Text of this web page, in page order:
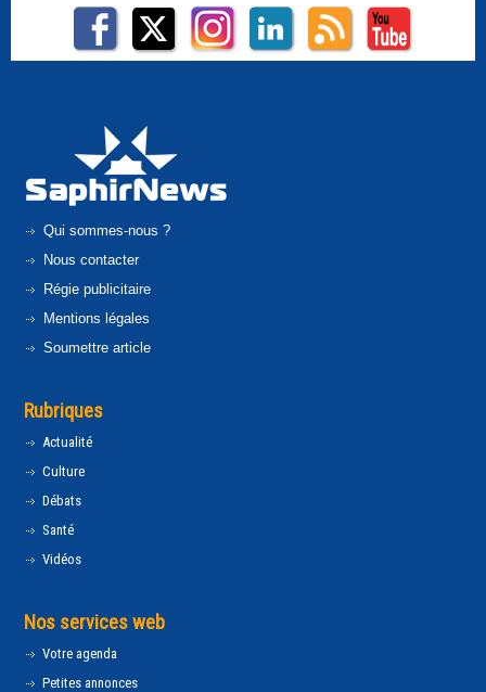
Qui sommes-nous ?
Nous contacter
Régie publicitaire
Mentions légales
Soumettre article
Rubriques
Actualité
Culture
Débats
Santé
Vidéos
Nos services web
Votre agenda
Petites annonces